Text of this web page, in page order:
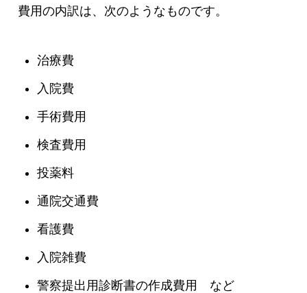
費用の内訳は、次のようなものです。
治療費
入院費
手術費用
検査費用
投薬料
通院交通費
看護費
入院雑費
警察提出用診断書の作成費用 など